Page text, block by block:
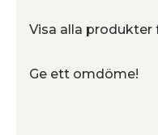
Visa alla produkter
Ge ett omdöme!